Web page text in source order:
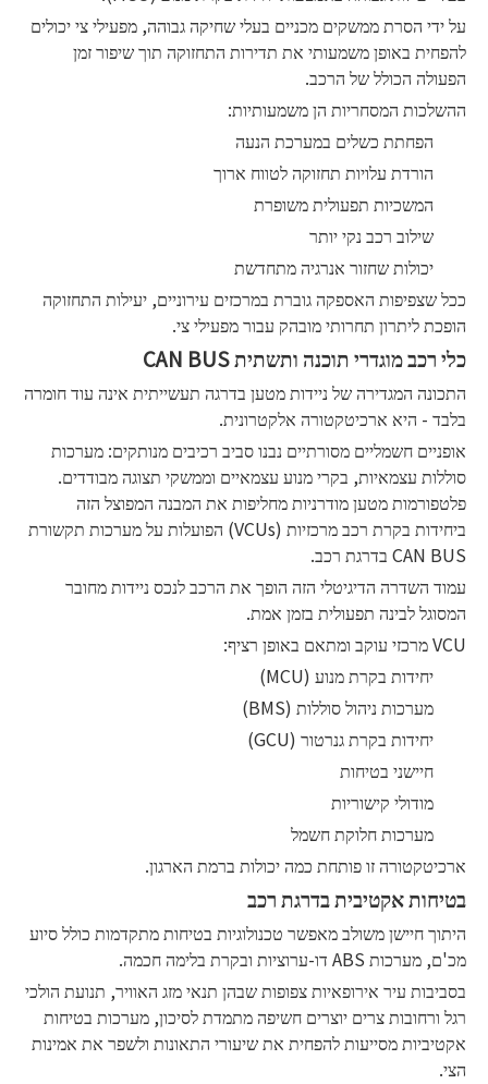
על ידי הסרת ממשקים מכניים בעלי שחיקה גבוהה, מפעילי צי יכולים
להפחית באופן משמעותי את תדירות התחזוקה תוך שיפור זמן
הפעולה הכולל של הרכב.
ההשלכות המסחריות הן משמעותיות:
הפחתת כשלים במערכת הנעה
הורדת עלויות תחזוקה לטווח ארוך
המשכיות תפעולית משופרת
שילוב רכב נקי יותר
יכולות שחזור אנרגיה מתחדשת
ככל שצפיפות האספקה ​​גוברת במרכזים עירוניים, יעילות התחזוקה
הופכת ליתרון תחרותי מובהק עבור מפעילי צי.
כלי רכב מוגדרי תוכנה ותשתית CAN BUS
התכונה המגדירה של ניידות מטען בדרגה תעשייתית אינה עוד חומרה
בלבד - היא ארכיטקטורה אלקטרונית.
אופניים חשמליים מסורתיים נבנו סביב רכיבים מנותקים: מערכות
סוללות עצמאיות, בקרי מנוע עצמאיים וממשקי תצוגה מבודדים.
פלטפורמות מטען מודרניות מחליפות את המבנה המפוצל הזה
ביחידות בקרת רכב מרכזיות (VCUs) הפועלות על מערכות תקשורת
CAN BUS בדרגת רכב.
עמוד השדרה הדיגיטלי הזה הופך את הרכב לנכס ניידות מחובר
המסוגל לבינה תפעולית בזמן אמת.
VCU מרכזי עוקב ומתאם באופן רציף:
יחידות בקרת מנוע (MCU)
מערכות ניהול סוללות (BMS)
יחידות בקרת גנרטור (GCU)
חיישני בטיחות
מודולי קישוריות
מערכות חלוקת חשמל
ארכיטקטורה זו פותחת כמה יכולות ברמת הארגון.
בטיחות אקטיבית בדרגת רכב
היתוך חיישן משולב מאפשר טכנולוגיות בטיחות מתקדמות כולל סיוע
מכ'ם, מערכות ABS דו-ערוציות ובקרת בלימה חכמה.
בסביבות עיר אירופאיות צפופות שבהן תנאי מזג האוויר, תנועת הולכי
רגל ורחובות צרים יוצרים חשיפה מתמדת לסיכון, מערכות בטיחות
אקטיביות מסייעות להפחית את שיעורי התאונות ולשפר את אמינות
הצי.